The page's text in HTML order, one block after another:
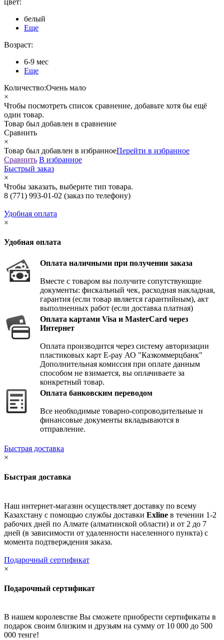
белый
Еще
Возраст:
6-9 мес
Еще
Количество:Очень мало
×
Чтобы посмотреть список сравнение, добавьте хотя бы ещё
один товар.
Товар был добавлен в сравнение
Сравнить
×
Товар был добавлен в избранноеПерейти в избранное
Сравнить В избранное
Быстрый заказ
×
Чтобы заказать, выберите тип товара.
8 (771) 993-01-02 (заказ по телефону)
Удобная оплата
×
Удобная оплата
Оплата наличными при получении заказа
Вместе с товаром вы получите сопутствующие
документы: фискальный чек, расходная накладная,
гарантия (если товар является гарантийным), акт
выполненных работ (если доставка платная)
Оплата картами Visa и MasterCard через
Интернет
Оплата производится через систему авторизации
пластиковых карт E-pay АО "Казкоммерцбанк"
Дополнительная комиссия при оплате данным
способом не взимается, вы оплачиваете за
конкретный товар.
Оплата банковским переводом
Все необходимые товарно-сопроводительные и
финансовые документы вкладываются в
отправление.
Быстрая доставка
×
Быстрая доставка
Наш интернет-магазин осуществляет доставку по всему
Казахстану с помощью службы доставки Exline в течении 1-2
рабочих дней по Алмате (алматинской области) и от 2 до 7
дней (в зависимости от удаленности населенного пункта) с
момента подтверждения заказа.
Подарочный сертификат
×
Подарочный сертификат
В нашем королевстве Вы сможете приобрести сертификаты в
подарок своим близким и друзьям на сумму от 10 000 до 500
000 тенге!